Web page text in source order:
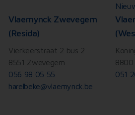
Vlaemynck Zwevegem
(Resida)
Vierkeerstraat 2 bus 2
8551 Zwevegem
056 98 05 55
harelbeke@vlaemynck.be
8800
051